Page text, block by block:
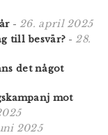
- 26. april 2025
till besvär? - 28.
det något
mot
2025